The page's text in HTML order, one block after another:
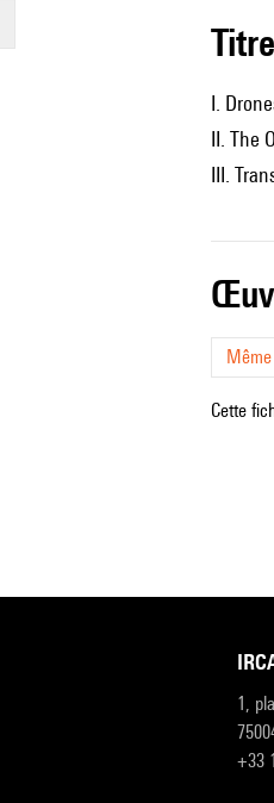
I.
II. The
III.
Cette
1,
+33